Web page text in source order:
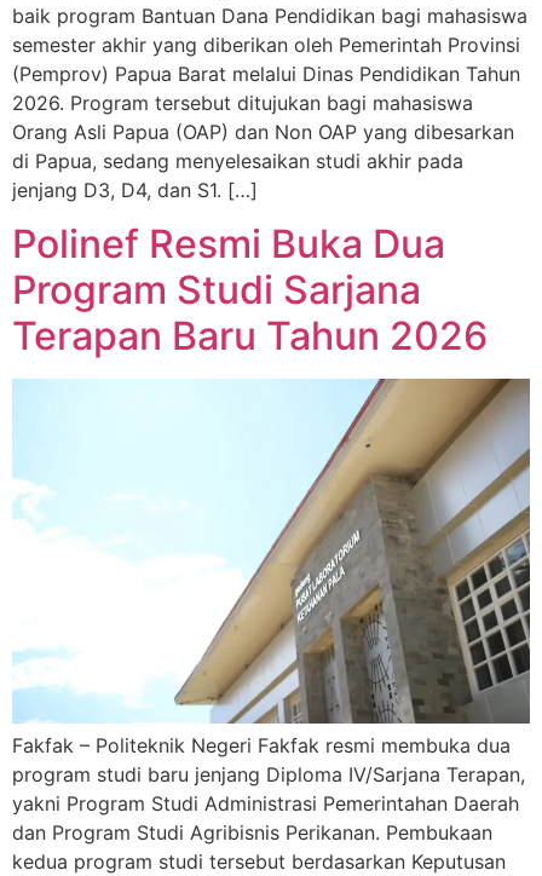
baik program Bantuan Dana Pendidikan bagi mahasiswa
semester akhir yang diberikan oleh Pemerintah Provinsi
(Pemprov) Papua Barat melalui Dinas Pendidikan Tahun
2026. Program tersebut ditujukan bagi mahasiswa
Orang Asli Papua (OAP) dan Non OAP yang dibesarkan
di Papua, sedang menyelesaikan studi akhir pada
jenjang D3, D4, dan S1. […]
Polinef Resmi Buka Dua
Program Studi Sarjana
Terapan Baru Tahun 2026
Fakfak – Politeknik Negeri Fakfak resmi membuka dua
program studi baru jenjang Diploma IV/Sarjana Terapan,
yakni Program Studi Administrasi Pemerintahan Daerah
dan Program Studi Agribisnis Perikanan. Pembukaan
kedua program studi tersebut berdasarkan Keputusan